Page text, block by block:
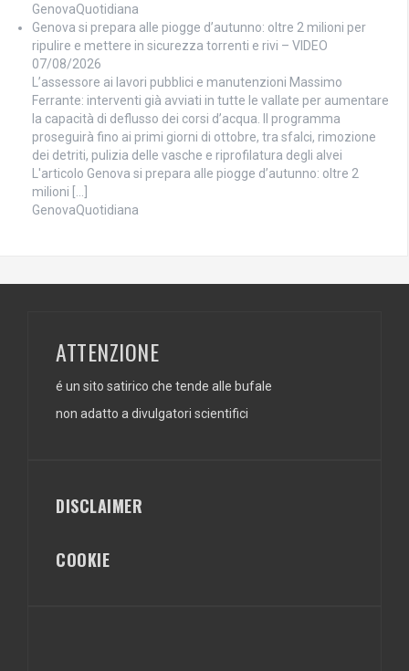
GenovaQuotidiana
Genova si prepara alle piogge d’autunno: oltre 2 milioni per
ripulire e mettere in sicurezza torrenti e rivi – VIDEO
07/08/2026
L’assessore ai lavori pubblici e manutenzioni Massimo
Ferrante: interventi già avviati in tutte le vallate per aumentare
la capacità di deflusso dei corsi d’acqua. Il programma
proseguirà fino ai primi giorni di ottobre, tra sfalci, rimozione
dei detriti, pulizia delle vasche e riprofilatura degli alvei
L'articolo Genova si prepara alle piogge d’autunno: oltre 2
milioni […]
GenovaQuotidiana
ATTENZIONE
é un sito satirico che tende alle bufale
non adatto a divulgatori scientifici
DISCLAIMER
COOKIE